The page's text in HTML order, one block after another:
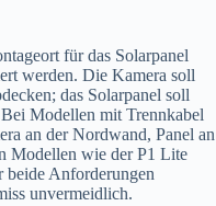
für das Solarpanel
werden. Die Kamera soll
das Solarpanel soll
Modellen mit Trennkabel
an der Nordwand, Panel an
Modellen wie der P1 Lite
beide Anforderungen
unvermeidlich.